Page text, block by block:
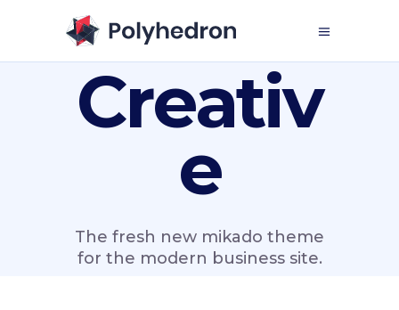
Creativ
e
The fresh new mikado theme
for the modern business site.